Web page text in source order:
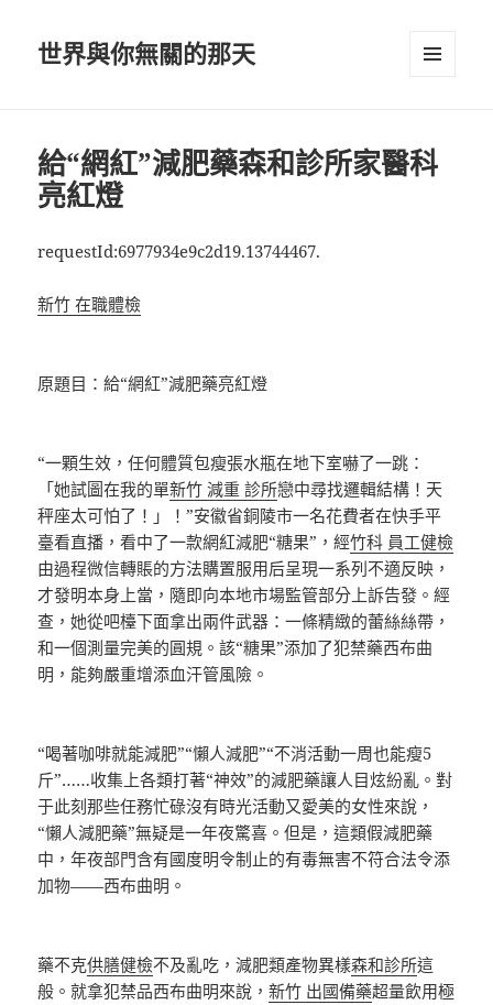
世界與你無關的那天
給“網紅”減肥藥森和診所家醫科
亮紅燈
requestId:6977934e9c2d19.13744467.
新竹 在職體檢
原題目：給“網紅”減肥藥亮紅燈
“一顆生效，任何體質包瘦張水瓶在地下室嚇了一跳：
「她試圖在我的單新竹 減重 診所戀中尋找邏輯結構！天
秤座太可怕了！」！”安徽省銅陵市一名花費者在快手平
臺看直播，看中了一款網紅減肥“糖果”，經竹科 員工健檢
由過程微信轉賬的方法購置服用后呈現一系列不適反映，
才發明本身上當，隨即向本地市場監管部分上訴告發。經
查，她從吧檯下面拿出兩件武器：一條精緻的蕾絲絲帶，
和一個測量完美的圓規。該“糖果”添加了犯禁藥西布曲
明，能夠嚴重增添血汗管風險。
“喝著咖啡就能減肥”“懶人減肥”“不消活動一周也能瘦5
斤”……收集上各類打著“神效”的減肥藥讓人目炫紛亂。對
于此刻那些任務忙碌沒有時光活動又愛美的女性來說，
“懶人減肥藥”無疑是一年夜驚喜。但是，這類假減肥藥
中，年夜部門含有國度明令制止的有毒無害不符合法令添
加物——西布曲明。
藥不克供膳健檢不及亂吃，減肥類產物異樣森和診所這
般。就拿犯禁品西布曲明來說，新竹 出國備藥超量飲用極